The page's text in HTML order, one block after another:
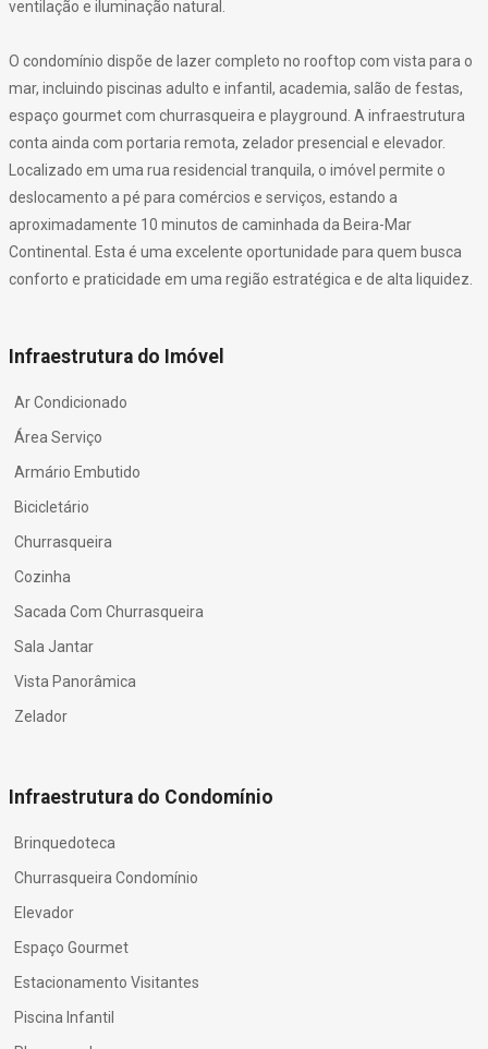
ventilação e iluminação natural.
O condomínio dispõe de lazer completo no rooftop com vista para o
mar, incluindo piscinas adulto e infantil, academia, salão de festas,
espaço gourmet com churrasqueira e playground. A infraestrutura
conta ainda com portaria remota, zelador presencial e elevador.
Localizado em uma rua residencial tranquila, o imóvel permite o
deslocamento a pé para comércios e serviços, estando a
aproximadamente 10 minutos de caminhada da Beira-Mar
Continental. Esta é uma excelente oportunidade para quem busca
conforto e praticidade em uma região estratégica e de alta liquidez.
Infraestrutura do Imóvel
Ar Condicionado
Área Serviço
Armário Embutido
Bicicletário
Churrasqueira
Cozinha
Sacada Com Churrasqueira
Sala Jantar
Vista Panorâmica
Zelador
Infraestrutura do Condomínio
Brinquedoteca
Churrasqueira Condomínio
Elevador
Espaço Gourmet
Estacionamento Visitantes
Piscina Infantil